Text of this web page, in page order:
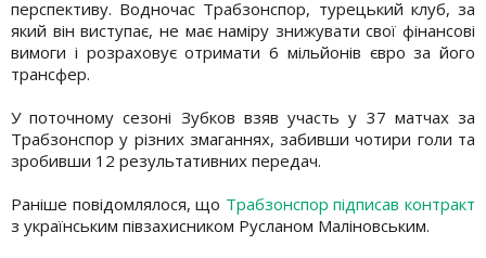
перспективу. Водночас Трабзонспор, турецький клуб, за
який він виступає, не має наміру знижувати свої фінансові
вимоги і розраховує отримати 6 мільйонів євро за його
трансфер.
У поточному сезоні Зубков взяв участь у 37 матчах за
Трабзонспор у різних змаганнях, забивши чотири голи та
зробивши 12 результативних передач.
Раніше повідомлялося, що Трабзонспор підписав контракт
з українським півзахисником Русланом Маліновським.